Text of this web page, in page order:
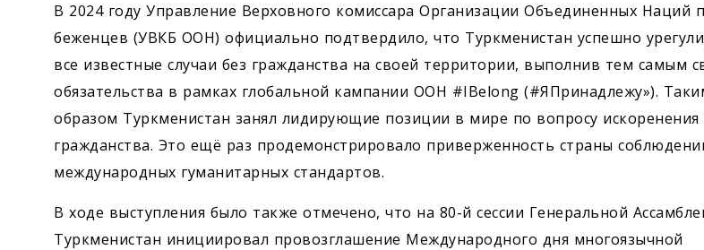
В 2024 году Управление Верховного комиссара Организации Объединенных Наций
беженцев (УВКБ ООН) официально подтвердило, что Туркменистан успешно
все известные случаи без гражданства на своей территории, выполнив тем самым
обязательства в рамках глобальной кампании ООН #IBelong (#ЯПринадлежу»).
образом Туркменистан занял лидирующие позиции в мире по вопросу искоренения
гражданства. Это ещё раз продемонстрировало приверженность страны
международных гуманитарных стандартов.
В ходе выступления было также отмечено, что на 80-й сессии Генеральной
Туркменистан инициировал провозглашение Международного дня многоязычной